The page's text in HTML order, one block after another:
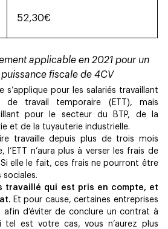
52,30€
applicable en 2021 pour un
fiscale de 4CV
s’applique pour les salariés travaillant
de travail temporaire (ETT), mais
pour le secteur du BTP, de la
et de la tuyauterie industrielle.
travaille depuis plus de trois mois
l’ETT n’aura plus à verser les frais de
elle le fait, ces frais ne pourront être
travaillé qui est pris en compte, et
Et pour cause, certaines entreprises
afin d’éviter de conclure un contrat à
tel est votre cas, vous n’aurez plus